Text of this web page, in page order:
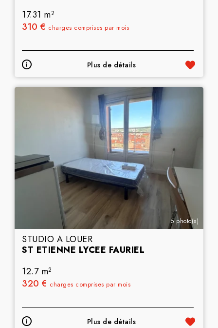
17.31 m2
310 € charges comprises par mois
Plus de détails
5 photo(s)
STUDIO A LOUER
ST ETIENNE LYCEE FAURIEL
12.7 m2
320 € charges comprises par mois
Plus de détails